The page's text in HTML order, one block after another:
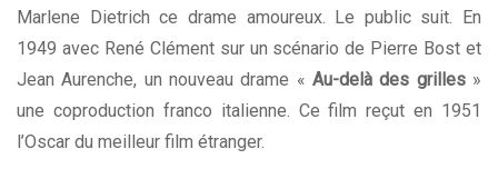
Marlene Dietrich ce drame amoureux. Le public suit. En
1949 avec René Clément sur un scénario de Pierre Bost et
Jean Aurenche, un nouveau drame « Au-delà des grilles»
une coproduction franco italienne. Ce film reçut en 1951
l’Oscar du meilleur film étranger.